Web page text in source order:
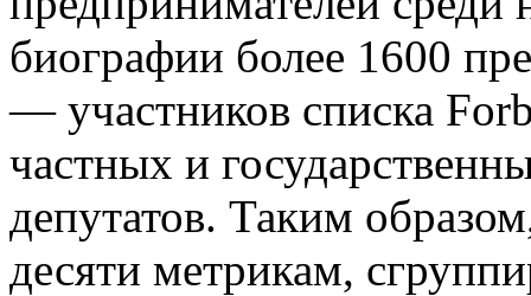
биографии более 1600
— участников списка
частных и
депутатов. Таким
десяти метрикам,